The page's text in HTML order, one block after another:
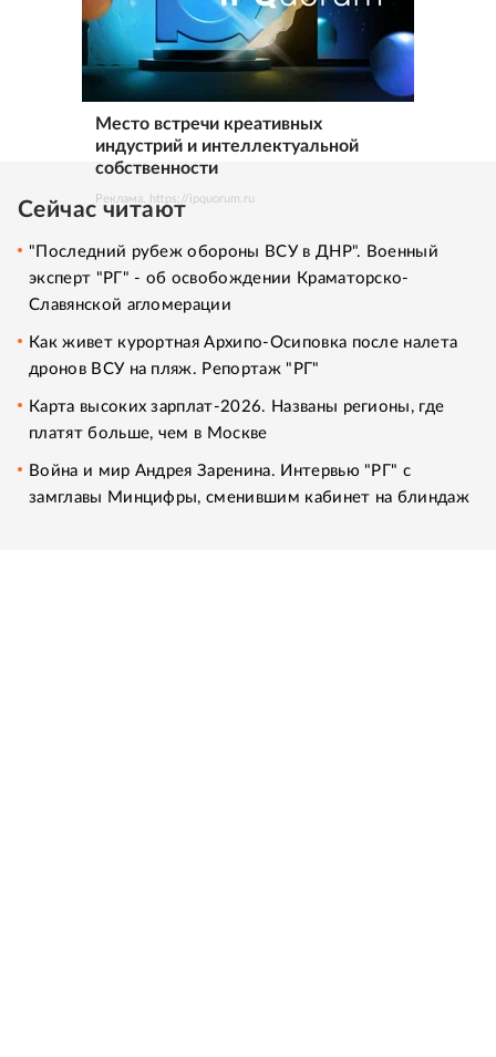
Место встречи креативных
индустрий и интеллектуальной
собственности
Реклама. https://ipquorum.ru
Сейчас читают
"Последний рубеж обороны ВСУ в ДНР". Военный
эксперт "РГ" - об освобождении Краматорско-
Славянской агломерации
Как живет курортная Архипо-Осиповка после налета
дронов ВСУ на пляж. Репортаж "РГ"
Карта высоких зарплат-2026. Названы регионы, где
платят больше, чем в Москве
Война и мир Андрея Заренина. Интервью "РГ" с
замглавы Минцифры, сменившим кабинет на блиндаж